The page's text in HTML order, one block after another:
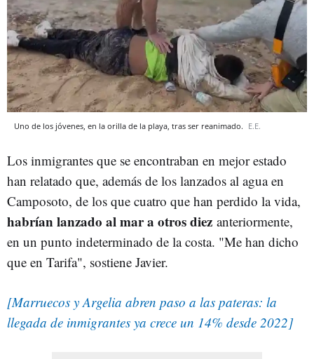
Uno de los jóvenes, en la orilla de la playa, tras ser reanimado. E.E.
Los inmigrantes que se encontraban en mejor estado
han relatado que, además de los lanzados al agua en
Camposoto, de los que cuatro que han perdido la vida,
habrían lanzado al mar a otros diez anteriormente,
en un punto indeterminado de la costa. "Me han dicho
que en Tarifa", sostiene Javier.
[Marruecos y Argelia abren paso a las pateras: la
llegada de inmigrantes ya crece un 14% desde 2022]